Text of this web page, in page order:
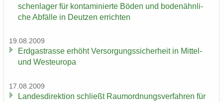
schen­la­ger für kon­ta­mi­nier­te Böden und bo­den­ähn­li­
che Ab­fäl­le in Deut­zen er­rich­ten
19.08.2009
Erd­gas­tras­se er­höht Ver­sor­gungs­si­cher­heit in Mittel-​
und West­eu­ro­pa
17.08.2009
Lan­des­di­rek­ti­on schließt Raum­ord­nungs­ver­fah­ren für